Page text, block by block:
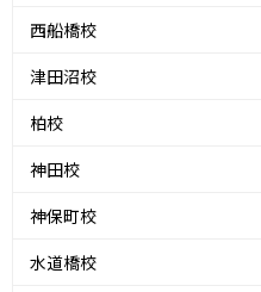
西船橋校
津田沼校
柏校
神田校
神保町校
水道橋校